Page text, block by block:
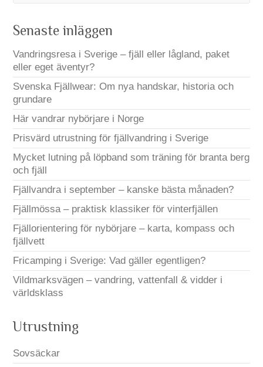
Senaste inläggen
Vandringsresa i Sverige – fjäll eller lågland, paket
eller eget äventyr?
Svenska Fjällwear: Om nya handskar, historia och
grundare
Här vandrar nybörjare i Norge
Prisvärd utrustning för fjällvandring i Sverige
Mycket lutning på löpband som träning för branta berg
och fjäll
Fjällvandra i september – kanske bästa månaden?
Fjällmössa – praktisk klassiker för vinterfjällen
Fjällorientering för nybörjare – karta, kompass och
fjällvett
Fricamping i Sverige: Vad gäller egentligen?
Vildmarksvägen – vandring, vattenfall & vidder i
världsklass
Utrustning
Sovsäckar